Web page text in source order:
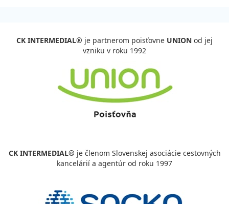
CK INTERMEDIAL® je partnerom poisťovne UNION od jej
vzniku v roku 1992
CK INTERMEDIAL® je členom Slovenskej asociácie cestovných
kancelárií a agentúr od roku 1997